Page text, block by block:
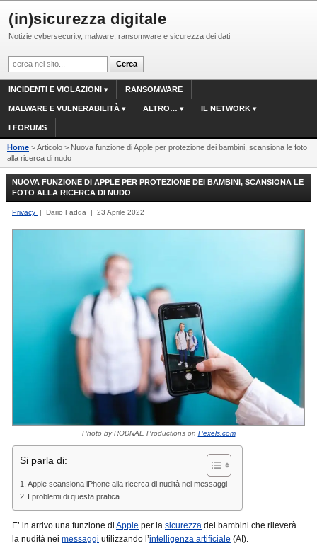
(in)sicurezza digitale
Notizie cybersecurity, malware, ransomware e sicurezza dei dati
INCIDENTI E VIOLAZIONI RANSOMWARE
MALWARE E VULNERABILITÀ ALTRO… IL NETWORK
I FORUMS
Home > Articolo > Nuova funzione di Apple per protezione dei bambini, scansiona le foto
alla ricerca di nudo
NUOVA FUNZIONE DI APPLE PER PROTEZIONE DEI BAMBINI, SCANSIONA LE
FOTO ALLA RICERCA DI NUDO
Privacy | Dario Fadda | 23 Aprile 2022
Photo by RODNAE Productions on Pexels.com
Si parla di:
Apple scansiona iPhone alla ricerca di nudità nei messaggi
I problemi di questa pratica
E’ in arrivo una funzione di Apple per la sicurezza dei bambini che rileverà
la nudità nei messaggi utilizzando l’intelligenza artificiale (AI).